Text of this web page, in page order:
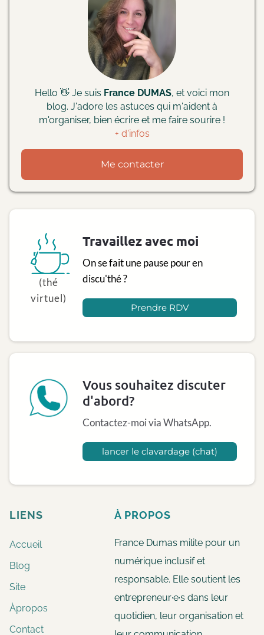
Hello 👋 Je suis France DUMAS, et voici mon
blog. J'adore les astuces qui m'aident à
m'organiser, bien écrire et me faire sourire !
+ d'infos
Me contacter
(thé
virtuel)
Travaillez avec moi
On se fait une pause pour en
discu'thé ?
Prendre RDV
Vous souhaitez discuter
d'abord?
Contactez-moi via WhatsApp.
lancer le clavardage (chat)
LIENS
Accueil
Blog
Site
Àpropos
Contact
ÀPROPOS
France Dumas milite pour un
numérique inclusif et
responsable. Elle soutient les
entrepreneur·e·s dans leur
quotidien, leur organisation et